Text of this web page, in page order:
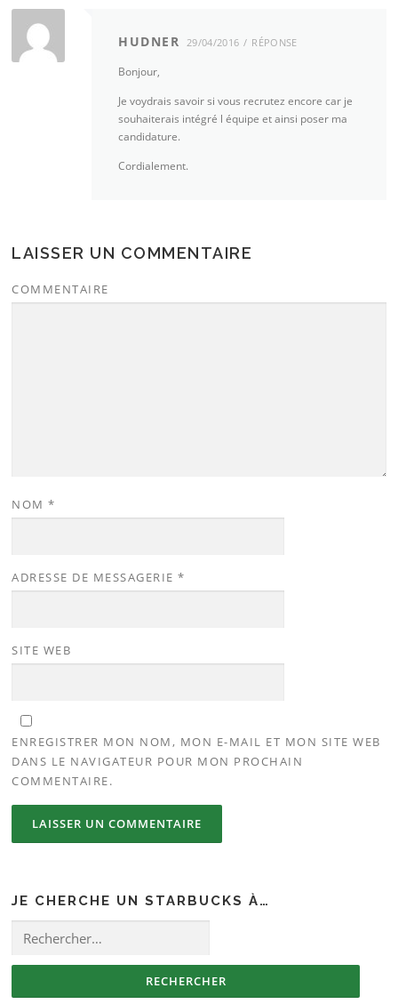
HUDNER 29/04/2016 RÉPONSE
Bonjour,
Je voydrais savoir si vous recrutez encore car je
souhaiterais intégré l équipe et ainsi poser ma
candidature.
Cordialement.
LAISSER UN COMMENTAIRE
COMMENTAIRE
NOM*
ADRESSE DE MESSAGERIE*
SITE WEB
ENREGISTRER MON NOM, MON E-MAIL ET MON SITE WEB
DANS LE NAVIGATEUR POUR MON PROCHAIN
COMMENTAIRE.
JE CHERCHE UN STARBUCKS À…